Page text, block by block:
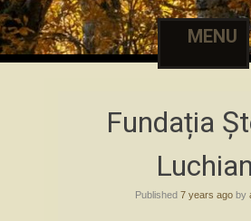
MENU
to
content
Fundația
Luchian
Published 7 years agoby